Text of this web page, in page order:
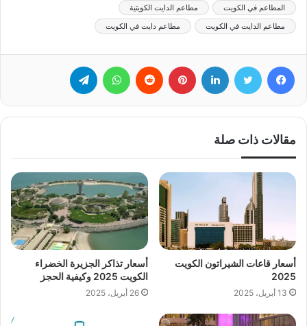
المطاعم في الكويت
مطاعم الدايت الكويتية
مطاعم الدايت في الكويت
مطاعم دايت في الكويت
مقالات ذات صلة
أسعار قاعات الشيراتون الكويت
2025
13 أبريل، 2025
أسعار تذاكر الجزيرة الخضراء
الكويت 2025 وكيفية الحجز
26 أبريل، 2025